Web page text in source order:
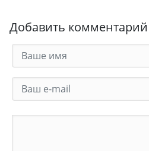
Добавить комментарий